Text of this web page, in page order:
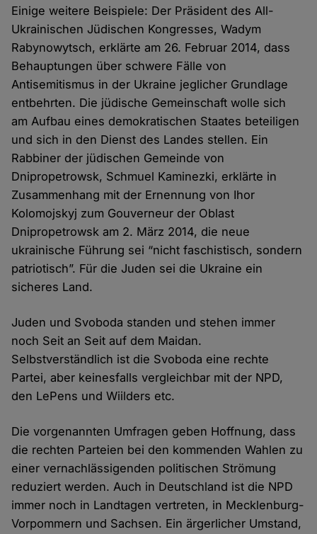
Einige weitere Beispiele: Der Präsident des All-
Ukrainischen Jüdischen Kongresses, Wadym
Rabynowytsch, erklärte am 26. Februar 2014, dass
Behauptungen über schwere Fälle von
Antisemitismus in der Ukraine jeglicher Grundlage
entbehrten. Die jüdische Gemeinschaft wolle sich
am Aufbau eines demokratischen Staates beteiligen
und sich in den Dienst des Landes stellen. Ein
Rabbiner der jüdischen Gemeinde von
Dnipropetrowsk, Schmuel Kaminezki, erklärte in
Zusammenhang mit der Ernennung von Ihor
Kolomojskyj zum Gouverneur der Oblast
Dnipropetrowsk am 2. März 2014, die neue
ukrainische Führung sei “nicht faschistisch, sondern
patriotisch”. Für die Juden sei die Ukraine ein
sicheres Land.
Juden und Svoboda standen und stehen immer
noch Seit an Seit auf dem Maidan.
Selbstverständlich ist die Svoboda eine rechte
Partei, aber keinesfalls vergleichbar mit der NPD,
den LePens und Wiilders etc.
Die vorgenannten Umfragen geben Hoffnung, dass
die rechten Parteien bei den kommenden Wahlen zu
einer vernachlässigenden politischen Strömung
reduziert werden. Auch in Deutschland ist die NPD
immer noch in Landtagen vertreten, in Mecklenburg-
Vorpommern und Sachsen. Ein ärgerlicher Umstand,